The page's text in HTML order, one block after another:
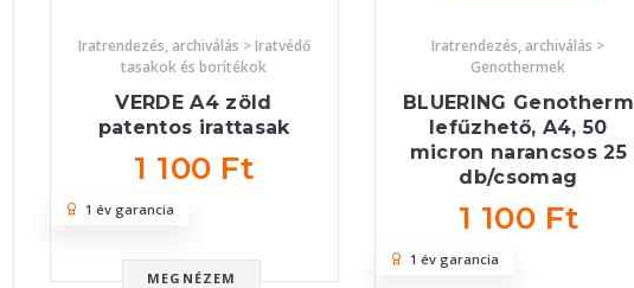
Iratrendezés, archiválás > Iratvédő
tasakok és borítékok
VERDE A4 zöld
patentos irattasak
1 100 Ft
MEGNÉZEM
1 év garancia
Iratrendezés, archiválás >
Genothermek
BLUERING Genotherm
lefűzhető, A4, 50
micron narancsos 25
db/csomag
1 100 Ft
1 év garancia